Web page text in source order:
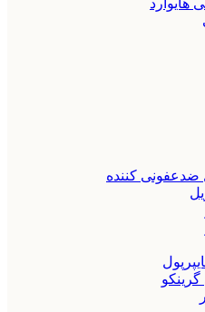
کننده
گرینکو